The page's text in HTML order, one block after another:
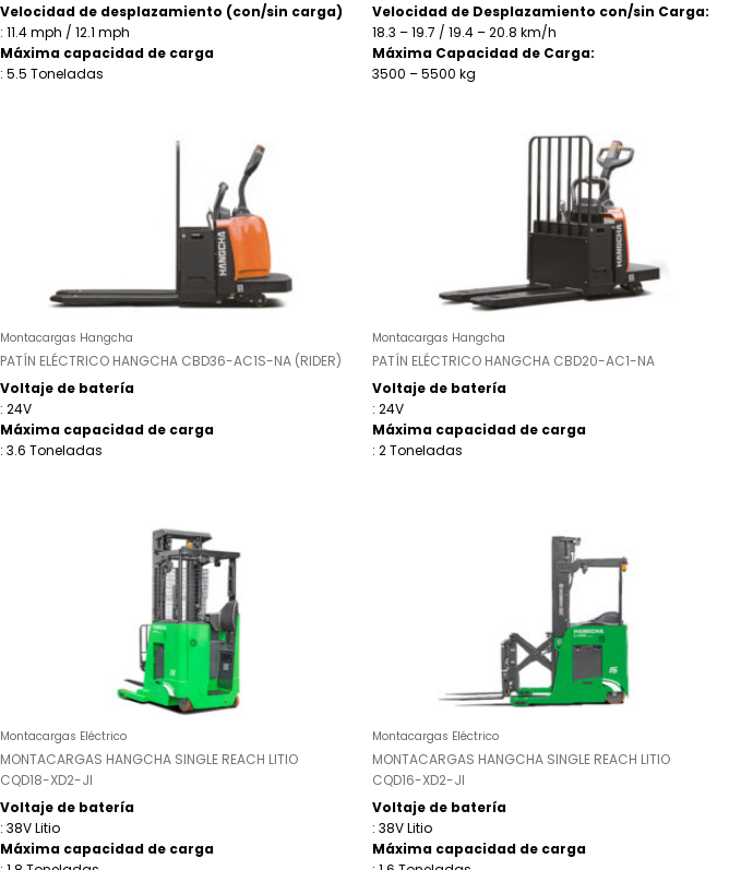
Velocidad de desplazamiento (con/sin carga)
: 11.4 mph / 12.1 mph
Máxima capacidad de carga
: 5.5 Toneladas
Velocidad de Desplazamiento con/sin Carga:
18.3 – 19.7 / 19.4 – 20.8 km/h
Máxima Capacidad de Carga:
3500 – 5500 kg
Montacargas Hangcha
PATÍN ELÉCTRICO HANGCHA CBD36-AC1S-NA (RIDER)
Voltaje de batería
: 24V
Máxima capacidad de carga
: 3.6 Toneladas
Montacargas Hangcha
PATÍN ELÉCTRICO HANGCHA CBD20-AC1-NA
Voltaje de batería
: 24V
Máxima capacidad de carga
: 2 Toneladas
Montacargas Eléctrico
MONTACARGAS HANGCHA SINGLE REACH LITIO
CQD18-XD2-JI
Voltaje de batería
: 38V Litio
Máxima capacidad de carga
Montacargas Eléctrico
MONTACARGAS HANGCHA SINGLE REACH LITIO
CQD16-XD2-JI
Voltaje de batería
: 38V Litio
Máxima capacidad de carga